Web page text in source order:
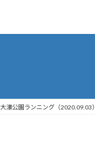
大濠公園ランニング（2020.09.03）